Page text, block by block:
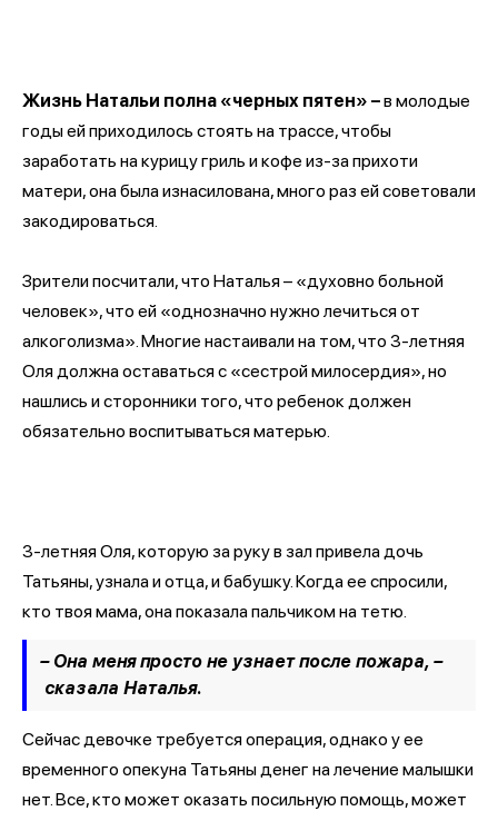
Жизнь Натальи полна «черных пятен» –в молодые
годы ей приходилось стоять на трассе, чтобы
заработать на курицу гриль и кофе из-за прихоти
матери, она была изнасилована, много раз ей советовали
закодироваться.
Зрители посчитали, что Наталья – «духовно больной
человек», что ей «однозначно нужно лечиться от
алкоголизма». Многие настаивали на том, что 3-летняя
Оля должна оставаться с «сестрой милосердия», но
нашлись и сторонники того, что ребенок должен
обязательно воспитываться матерью.
3-летняя Оля, которую за руку в зал привела дочь
Татьяны, узнала и отца, и бабушку. Когда ее спросили,
кто твоя мама, она показала пальчиком на тетю.
– Она меня просто не узнает после пожара, –
сказала Наталья.
Сейчас девочке требуется операция, однако у ее
временного опекуна Татьяны денег на лечение малышки
нет. Все, кто может оказать посильную помощь, может